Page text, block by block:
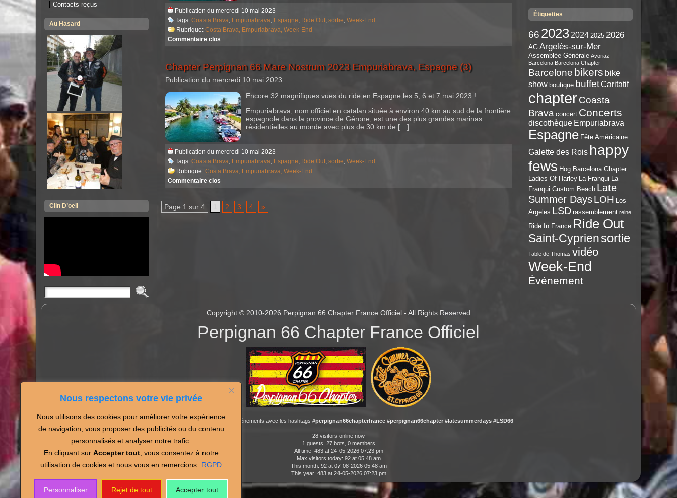
Nous respectons votre vie privée
Nous utilisons des cookies pour améliorer votre expérience
de navigation, vous proposer des publicités ou du contenu
personnalisés et analyser notre trafic.
En cliquant sur Accepter tout, vous consentez à notre
utilisation de cookies et nous vous en remercions.
RGPD
Personnaliser Rejet de tout Accepter tout
Contacts reçus
Au Hasard
Clin D’oeil
Publication du mercredi 10 mai 2023
Tags: Coasta Brava, Empuriabrava, Espagne, Ride Out, sortie, Week-End
Rubrique: Costa Brava, Empuriabrava, Week-End
Commentaire clos
Chapter Perpignan 66 Mare Nostrum 2023 Empuriabrava, Espagne (3)
Publication du mercredi 10 mai 2023
Encore 32 magnifiques vues du ride en Espagne les 5, 6 et 7 mai 2023 !
Empuriabrava, nom officiel en catalan située à environ 40 km au sud de la frontière
espagnole dans la province de Gérone, est une des plus grandes marinas
résidentielles au monde avec plus de 30 km de […]
Publication du mercredi 10 mai 2023
Tags: Coasta Brava Empuriabrava Espagne Ride Out sortie Week-End
Rubrique: Costa Brava, Empuriabrava, Week-End
Commentaire clos
Page 1 sur 4 2 3 4 »
Étiquettes
66 2023 2024 2025 2026
AG Argelès-sur-Mer
Assemblée Générale Avoriaz
Barcelona Barcelona Chapter
Barcelone bikers bike
show boutique buffetCaritatif
chapterCoasta
Brava concert Concerts
discothèque Empuriabrava
Espagne Fête Américaine
Galette des Rois happy
fews Hog Barcelona Chapter
Ladies Of Harley La Franqui La
Franqui Custom Beach Late
Summer DaysLOH Los
Argeles LSD rassemblement reine
Ride In France Ride Out
Saint-Cypriensortie
Table de Thomas vidéo
Week-End
Événement
Copyright © 2010-2026 Perpignan 66 Chapter France Officiel - All Rights Reserved
Perpignan 66 Chapter France Officiel
Partagez vos photos de nos événements avec les hashtags #perpignan66chapterfrance #perpignan66chapter #latesummerdays #LSD66
28 visitors online now
1 guests, 27 bots, 0 members
All time: 483 at 24-05-2026 07:23 pm
Max visitors today: 92 at 05:48 am
This month: 92 at 07-08-2026 05:48 am
This year: 483 at 24-05-2026 07:23 pm